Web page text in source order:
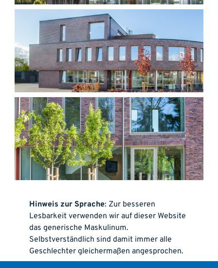
Hinweis zur Sprache: Zur besseren
Lesbarkeit verwenden wir auf dieser Website
das generische Maskulinum.
Selbstverständlich sind damit immer alle
Geschlechter gleichermaßen angesprochen.